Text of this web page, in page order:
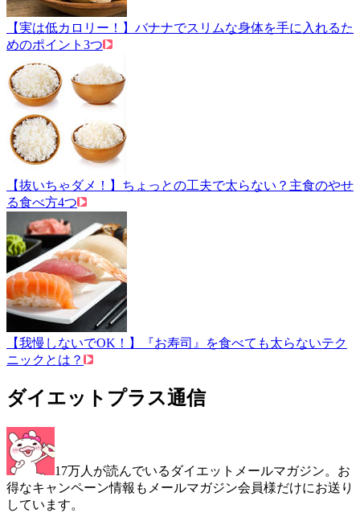
【実は低カロリー！】バナナでスリムな身体を手に入れるた
めのポイント3つ
【抜いちゃダメ！】ちょっとの工夫で太らない？主食のやせ
る食べ方4つ
【我慢しないでOK！】『お寿司』を食べても太らないテク
ニックとは？
ダイエットプラス通信
17万人が読んでいるダイエットメールマガジン。お
得なキャンペーン情報もメールマガジン会員様だけにお送り
しています。